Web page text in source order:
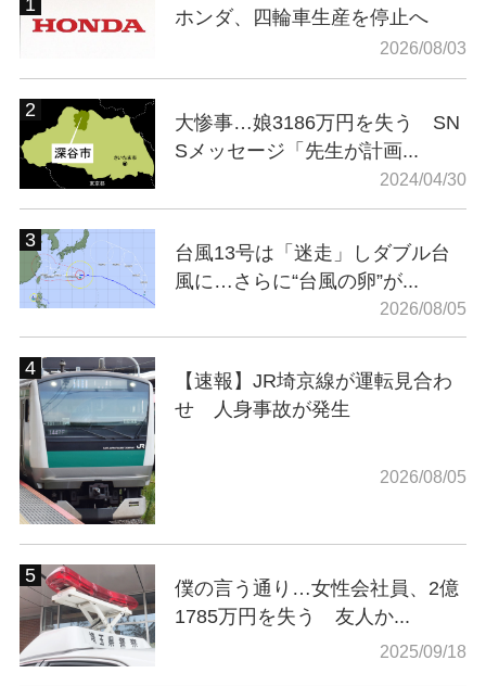
ホンダ、四輪車生産を停止へ
2026/08/03
大惨事…娘3186万円を失う SN
Sメッセージ「先生が計画...
2024/04/30
台風13号は「迷走」しダブル台
風に…さらに“台風の卵”が...
2026/08/05
【速報】JR埼京線が運転見合わ
せ 人身事故が発生
2026/08/05
僕の言う通り…女性会社員、2億
1785万円を失う 友人か...
2025/09/18